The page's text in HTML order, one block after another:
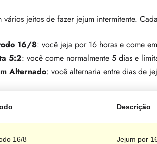
vários jeitos de fazer jejum intermitente.
16/8: você jeja por 16 horas e come
5:2: você come normalmente 5 dias e
Alternado: você alternaria entre dias de
Descrição
16/8 Jejum por